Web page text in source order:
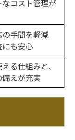
コスト管理が
手間を軽減
にも安心
る仕組みと、
えが充実